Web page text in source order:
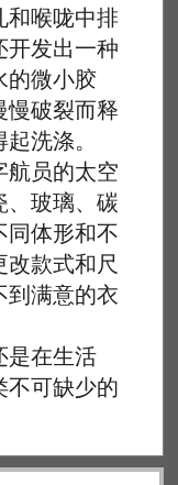
和喉咙中排
开发出一种
的微小胶
慢破裂而释
洗涤。
员的太空
、玻璃、碳
同体形和不
改款式和尺
到满意的衣
在生活
不可缺少的